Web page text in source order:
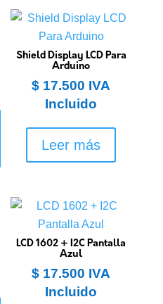
Shield Display LCD Para
Arduino
$ 17.500 IVA
Incluido
Leer más
LCD 1602 + I2C Pantalla
Azul
$ 17.500 IVA
Incluido